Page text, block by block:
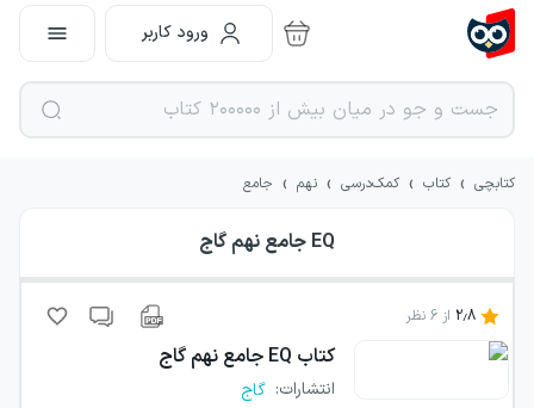
ورود کاربر
کتابچی › کتاب › کمک‌درسی › نهم › جامع
EQ جامع نهم گاج
2.8 از6 نظر
کتاب EQ جامع نهم گاج
انتشارات: گاج